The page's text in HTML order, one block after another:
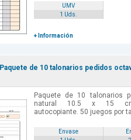
UMV
1 Uds.
+ Información
Paquete de 10 talonarios pedidos
Paquete de 10 talonarios
natural 10.5 x 15
autocopiante. 50 juegos por
Envase